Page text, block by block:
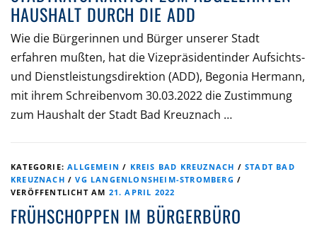
HAUSHALT DURCH DIE ADD
Wie die Bürgerinnen und Bürger unserer Stadt
erfahren mußten, hat die Vizepräsidentinder Aufsichts-
und Dienstleistungsdirektion (ADD), Begonia Hermann,
mit ihrem Schreibenvom 30.03.2022 die Zustimmung
zum Haushalt der Stadt Bad Kreuznach …
KATEGORIE:ALLGEMEIN / KREIS BAD KREUZNACH /STADT BAD
KREUZNACH /VG LANGENLONSHEIM-STROMBERG /
VERÖFFENTLICHT AM 21. APRIL 2022
FRÜHSCHOPPEN IM BÜRGERBÜRO